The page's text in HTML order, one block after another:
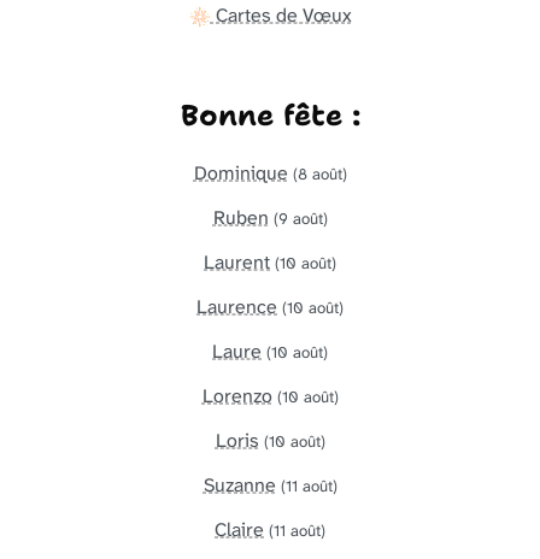
Cartes de Vœux
Bonne fête :
Dominique (8 août)
Ruben (9 août)
Laurent (10 août)
Laurence (10 août)
Laure (10 août)
Lorenzo (10 août)
Loris (10 août)
Suzanne (11 août)
Claire (11 août)